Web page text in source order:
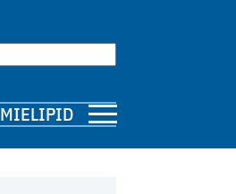
MIELIPIDE